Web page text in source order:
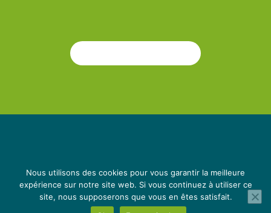
Nous utilisons des cookies pour vous garantir la meilleure
expérience sur notre site web. Si vous continuez à utiliser ce
site, nous supposerons que vous en êtes satisfait.